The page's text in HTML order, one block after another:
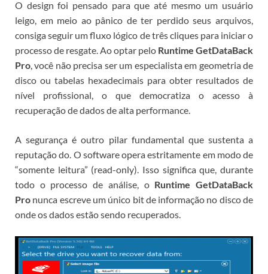
O design foi pensado para que até mesmo um usuário
leigo, em meio ao pânico de ter perdido seus arquivos,
consiga seguir um fluxo lógico de três cliques para iniciar o
processo de resgate. Ao optar pelo Runtime GetDataBack
Pro, você não precisa ser um especialista em geometria de
disco ou tabelas hexadecimais para obter resultados de
nível profissional, o que democratiza o acesso à
recuperação de dados de alta performance.
A segurança é outro pilar fundamental que sustenta a
reputação do. O software opera estritamente em modo de
“somente leitura” (read-only). Isso significa que, durante
todo o processo de análise, o Runtime GetDataBack
Pro nunca escreve um único bit de informação no disco de
onde os dados estão sendo recuperados.